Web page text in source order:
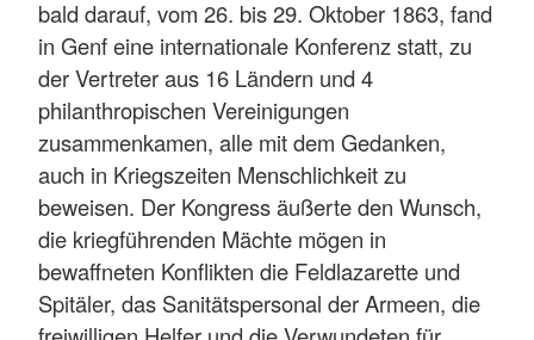
bald darauf, vom 26. bis 29. Oktober 1863, fand
in Genf eine internationale Konferenz statt, zu
der Vertreter aus 16 Ländern und 4
philanthropischen Vereinigungen
zusammenkamen, alle mit dem Gedanken,
auch in Kriegszeiten Menschlichkeit zu
beweisen. Der Kongress äußerte den Wunsch,
die kriegführenden Mächte mögen in
bewaffneten Konflikten die Feldlazarette und
Spitäler, das Sanitätspersonal der Armeen, die